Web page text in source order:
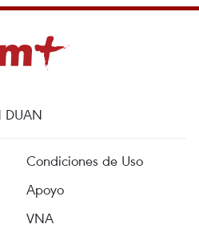
DUAN
Condiciones de Uso
Apoyo
VNA